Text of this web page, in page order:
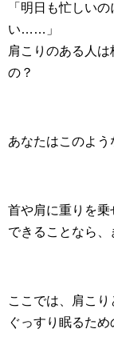
「明日も忙しい
い……」
肩こりのある人
の？
あなたはこのよう
首や肩に重りを乗
できることなら、
ここでは、肩こ
ぐっすり眠るため